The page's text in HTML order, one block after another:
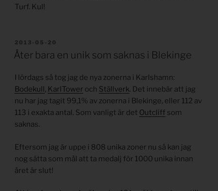
Turf. Kul!
PUBLICERAT
2013-05-20
Åter bara en unik som saknas i Blekinge
I lördags så tog jag de nya zonerna i Karlshamn:
Bodekull, KarlTower och Ställverk. Det innebär att jag
nu har jag tagit 99,1% av zonerna i Blekinge, eller 112 av
113 i exakta antal. Som vanligt är det Outcliff som
saknas.
Eftersom jag är uppe i 808 unika zoner nu så kan jag
nog sätta som mål att ta medalj för 1000 unika innan
året är slut!